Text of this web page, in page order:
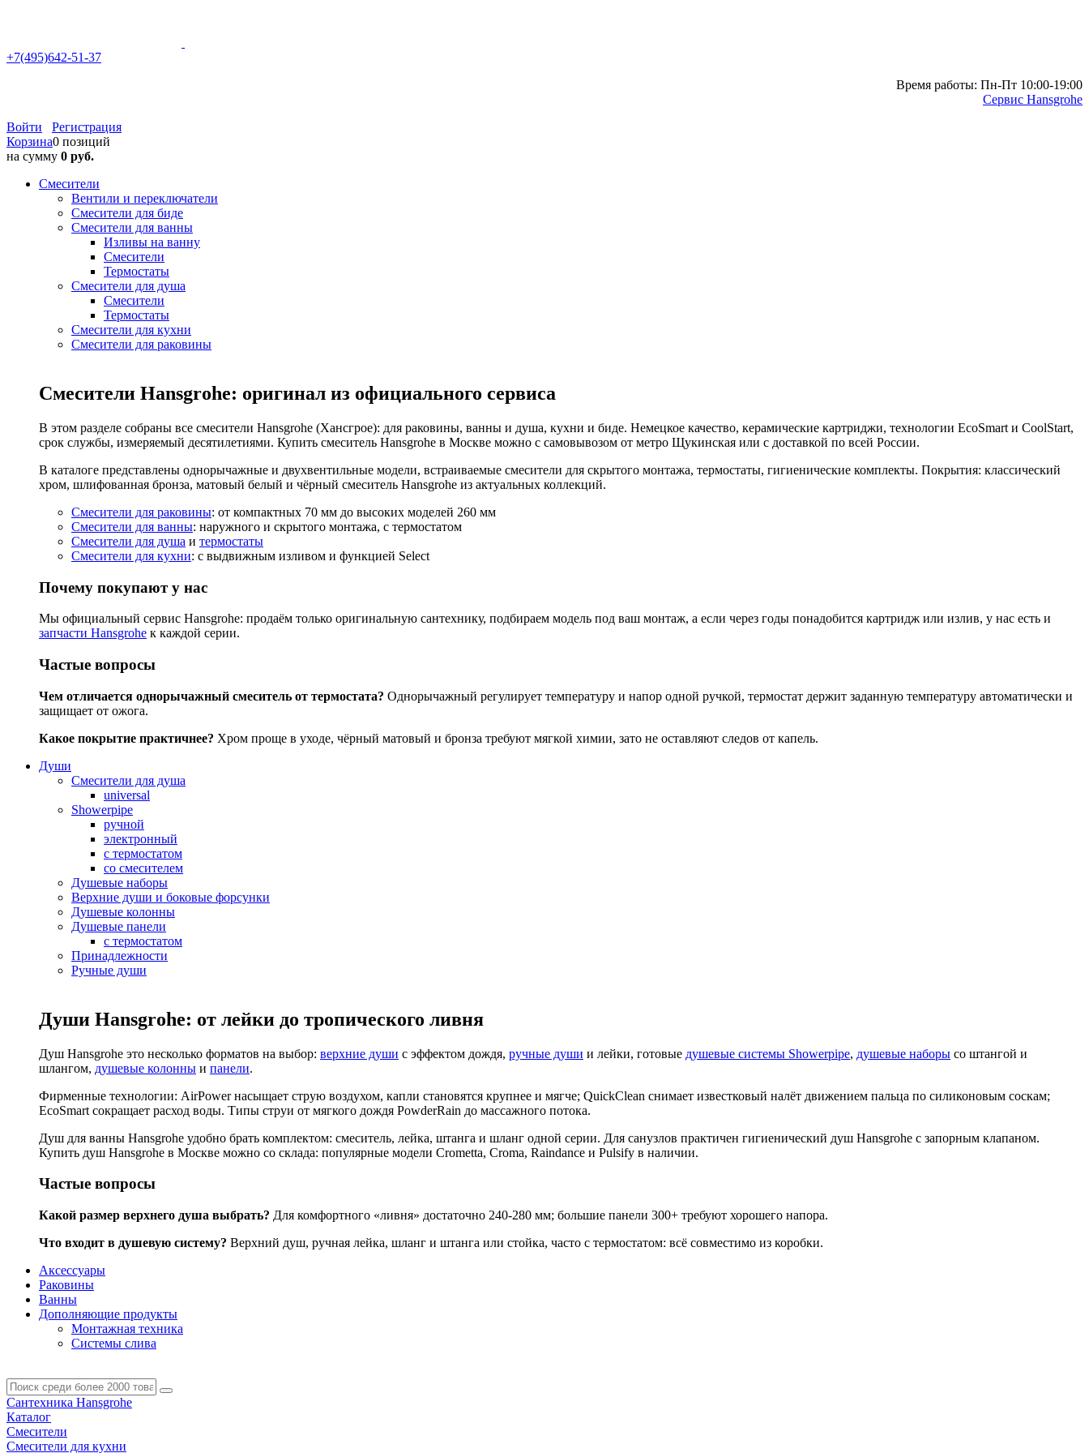
+7(495)642-51-37
Время работы: Пн-Пт 10:00-19:00
Сервис Hansgrohe
Войти
Регистрация
Корзина0 позиций
на сумму 0 руб.
Смесители
Вентили и переключатели
Смесители для биде
Смесители для ванны
Изливы на ванну
Смесители
Термостаты
Смесители для душа
Смесители
Термостаты
Смесители для кухни
Смесители для раковины
Смесители Hansgrohe: оригинал из официального сервиса
В этом разделе собраны все смесители Hansgrohe (Хансгрое): для раковины, ванны и душа, кухни и биде. Немецкое качество, керамические картриджи, технологии EcoSmart и CoolStart,
срок службы, измеряемый десятилетиями. Купить смеситель Hansgrohe в Москве можно с самовывозом от метро Щукинская или с доставкой по всей России.
В каталоге представлены однорычажные и двухвентильные модели, встраиваемые смесители для скрытого монтажа, термостаты, гигиенические комплекты. Покрытия: классический
хром, шлифованная бронза, матовый белый и чёрный смеситель Hansgrohe из актуальных коллекций.
Смесители для раковины: от компактных 70 мм до высоких моделей 260 мм
Смесители для ванны: наружного и скрытого монтажа, с термостатом
Смесители для душа и термостаты
Смесители для кухни: с выдвижным изливом и функцией Select
Почему покупают у нас
Мы официальный сервис Hansgrohe: продаём только оригинальную сантехнику, подбираем модель под ваш монтаж, а если через годы понадобится картридж или излив, у нас есть и
запчасти Hansgrohe к каждой серии.
Частые вопросы
Чем отличается однорычажный смеситель от термостата? Однорычажный регулирует температуру и напор одной ручкой, термостат держит заданную температуру автоматически и
защищает от ожога.
Какое покрытие практичнее? Хром проще в уходе, чёрный матовый и бронза требуют мягкой химии, зато не оставляют следов от капель.
Души
Смесители для душа
universal
Showerpipe
ручной
электронный
с термостатом
со смесителем
Душевые наборы
Верхние души и боковые форсунки
Душевые колонны
Душевые панели
с термостатом
Принадлежности
Ручные души
Души Hansgrohe: от лейки до тропического ливня
Душ Hansgrohe это несколько форматов на выбор: верхние души с эффектом дождя, ручные души и лейки, готовые душевые системы Showerpipe, душевые наборы со штангой и
шлангом, душевые колонны и панели.
Фирменные технологии: AirPower насыщает струю воздухом, капли становятся крупнее и мягче; QuickClean снимает известковый налёт движением пальца по силиконовым соскам;
EcoSmart сокращает расход воды. Типы струи от мягкого дождя PowderRain до массажного потока.
Душ для ванны Hansgrohe удобно брать комплектом: смеситель, лейка, штанга и шланг одной серии. Для санузлов практичен гигиенический душ Hansgrohe с запорным клапаном.
Купить душ Hansgrohe в Москве можно со склада: популярные модели Crometta, Croma, Raindance и Pulsify в наличии.
Частые вопросы
Какой размер верхнего душа выбрать? Для комфортного «ливня» достаточно 240-280 мм; большие панели 300+ требуют хорошего напора.
Что входит в душевую систему? Верхний душ, ручная лейка, шланг и штанга или стойка, часто с термостатом: всё совместимо из коробки.
Аксессуары
Раковины
Ванны
Дополняющие продукты
Монтажная техника
Системы слива
Сантехника Hansgrohe
Каталог
Смесители
Смесители для кухни